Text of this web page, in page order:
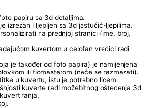
papiru sa 3d detaljima.
izrezan i ljepljen sa 3d jastučić-ljepilima.
na prednjoj stranici (ime, broj,
kuvertom u celofan vrećici radi
je također od foto papira) je namijenjena
ili flomasterom (neće se razmazati).
u kuvertu, istu je potrebno licem
kuverte radi možebitnog oštećenja 3d